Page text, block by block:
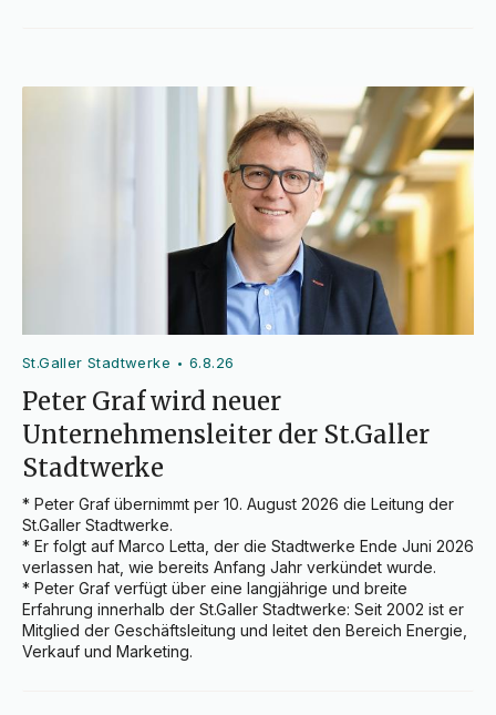
St.Galler Stadtwerke • 6.8.26
Peter Graf wird neuer
Unternehmensleiter der St.Galler
Stadtwerke
* Peter Graf übernimmt per 10. August 2026 die Leitung der
St.Galler Stadtwerke.
* Er folgt auf Marco Letta, der die Stadtwerke Ende Juni 2026
verlassen hat, wie bereits Anfang Jahr verkündet wurde.
* Peter Graf verfügt über eine langjährige und breite
Erfahrung innerhalb der St.Galler Stadtwerke: Seit 2002 ist er
Mitglied der Geschäftsleitung und leitet den Bereich Energie,
Verkauf und Marketing.